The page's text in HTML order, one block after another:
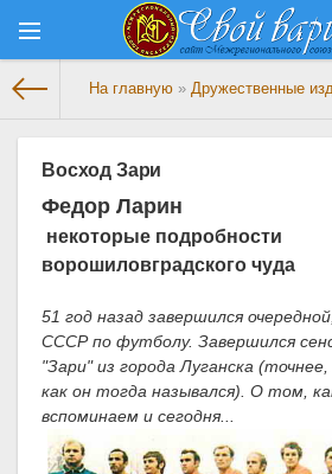
На главную » Дружественные
Восход Зари
Федор Ларин
некоторые подробности
ворошиловградского чуда
51 год назад завершился
СССР по футболу. Завершился
"Зари" из города Луганска
как он тогда назывался). О том,
вспоминаем и сегодня...